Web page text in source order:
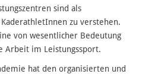
sind als
zu verstehen.
von wesentlicher Bedeutung
Arbeit im Leistungssport.
hat den organisierten und